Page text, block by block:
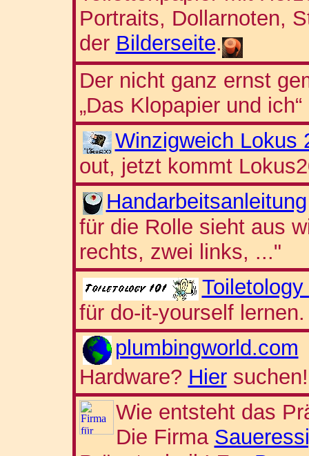
Portraits, Dollarnoten,
der Bilderseite.
Der nicht ganz ernst
„Das Klopapier und ich“
Winzigweich Lokus
out, jetzt kommt
Handarbeitsanleitung
für die Rolle sieht aus
rechts, zwei links, ..."
Toiletology
für do-it-yourself lernen.
plumbingworld.com
Hardware? Hiersuchen!
Wie entsteht das
Die Firma